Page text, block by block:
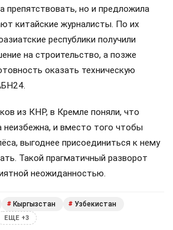
препятствовать, но и предложила
китайские журналисты. По их
республики получили
на строительство, а позже
оказать техническую
из КНР, в Кремле поняли, что
неизбежна, и вместо того чтобы
выгоднее присоединиться к нему
Такой прагматичный разворот
неожиданностью.
# Кыргызстан # Узбекистан
ЕЩЕ +3